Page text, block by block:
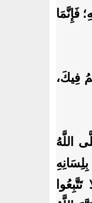
فَإِنَّمَا
فِيكَ،
اللَّهُ